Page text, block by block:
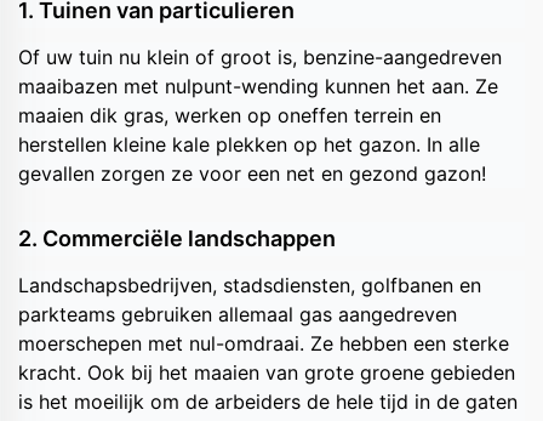
1. Tuinen van particulieren
Of uw tuin nu klein of groot is, benzine-aangedreven
maaibazen met nulpunt-wending kunnen het aan. Ze
maaien dik gras, werken op oneffen terrein en
herstellen kleine kale plekken op het gazon. In alle
gevallen zorgen ze voor een net en gezond gazon!
2. Commerciële landschappen
Landschapsbedrijven, stadsdiensten, golfbanen en
parkteams gebruiken allemaal gas aangedreven
moerschepen met nul-omdraai. Ze hebben een sterke
kracht. Ook bij het maaien van grote groene gebieden
is het moeilijk om de arbeiders de hele tijd in de gaten